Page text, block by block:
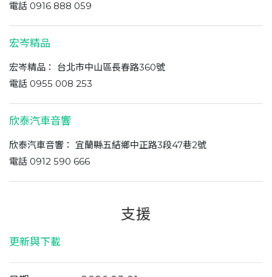
電話 0916 888 059
宏岑精品
宏岑精品： 台北市中山區長春路360號
電話 0955 008 253
欣泰汽車音響
欣泰汽車音響： 宜蘭縣五結鄉中正路3段47巷2號
電話 0912 590 666
支援
更新與下載